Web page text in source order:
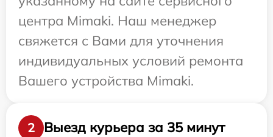
центра Mimaki. Наш менеджер
свяжется с Вами для уточнения
индивидуальных условий ремонта
Вашего устройства Mimaki.
2
Выезд курьера за 35 минут